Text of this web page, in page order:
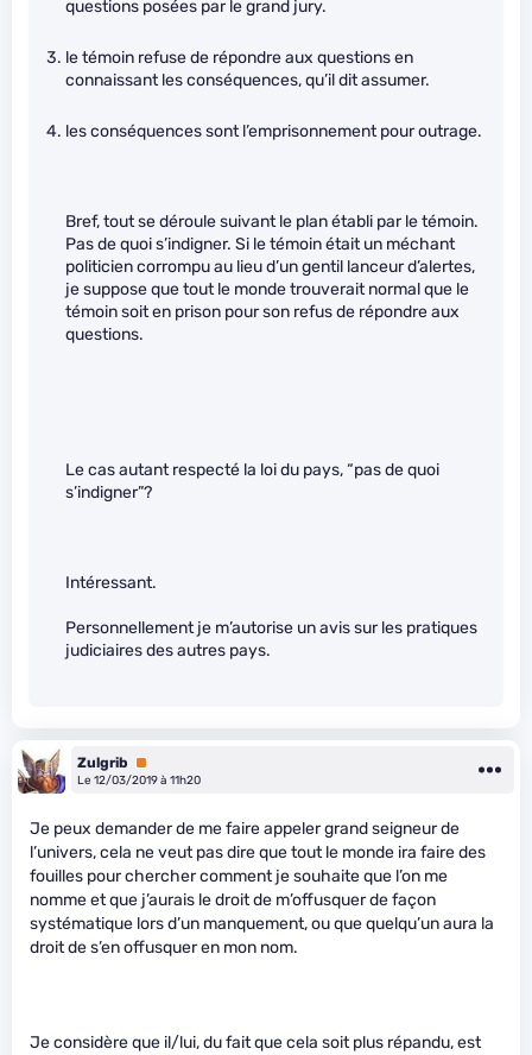
questions posées par le grand jury.
le témoin refuse de répondre aux questions en
connaissant les conséquences, qu’il dit assumer.
les conséquences sont l’emprisonnement pour outrage.
Bref, tout se déroule suivant le plan établi par le témoin.
Pas de quoi s’indigner. Si le témoin était un méchant
politicien corrompu au lieu d’un gentil lanceur d’alertes,
je suppose que tout le monde trouverait normal que le
témoin soit en prison pour son refus de répondre aux
questions.
Le cas autant respecté la loi du pays, “pas de quoi
s’indigner”?
Intéressant.
Personnellement je m’autorise un avis sur les pratiques
judiciaires des autres pays.
Zulgrib
Premium
Le 12/03/2019 à 11h20
Je peux demander de me faire appeler grand seigneur de
l’univers, cela ne veut pas dire que tout le monde ira faire des
fouilles pour chercher comment je souhaite que l’on me
nomme et que j’aurais le droit de m’offusquer de façon
systématique lors d’un manquement, ou que quelqu’un aura la
droit de s’en offusquer en mon nom.
Je considère que il/lui, du fait que cela soit plus répandu, est